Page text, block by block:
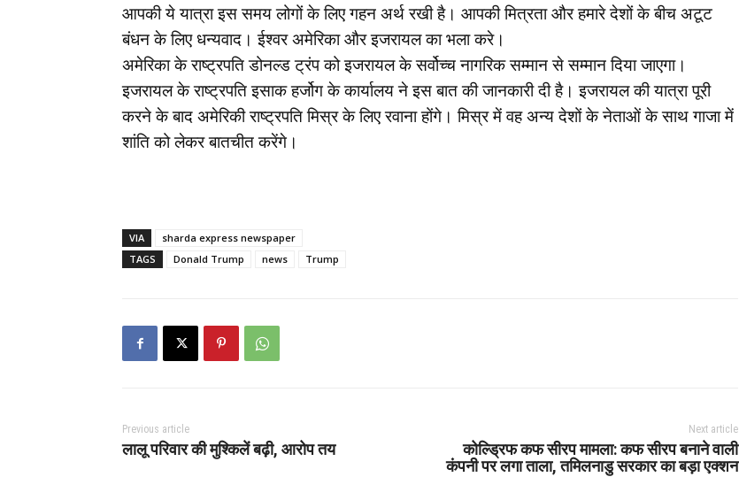
आपकी ये यात्रा इस समय लोगों के लिए गहन अर्थ रखी है। आपकी मित्रता और हमारे देशों के बीच अटूट
बंधन के लिए धन्यवाद। ईश्वर अमेरिका और इजरायल का भला करे।
अमेरिका के राष्ट्रपति डोनल्ड ट्रंप को इजरायल के सर्वोच्च नागरिक सम्मान से सम्मान दिया जाएगा।
इजरायल के राष्ट्रपति इसाक हर्जोग के कार्यालय ने इस बात की जानकारी दी है। इजरायल की यात्रा पूरी
करने के बाद अमेरिकी राष्ट्रपति मिस्र के लिए रवाना होंगे। मिस्र में वह अन्य देशों के नेताओं के साथ गाजा में
शांति को लेकर बातचीत करेंगे।
VIA
sharda express newspaper
TAGS
Donald Trump news Trump
Previous article
लालू परिवार की मुश्किलें बढ़ी, आरोप तय
Next article
कोल्ड्रिफ कफ सीरप मामला: कफ सीरप बनाने वाली
कंपनी पर लगा ताला, तमिलनाडु सरकार का बड़ा एक्शन